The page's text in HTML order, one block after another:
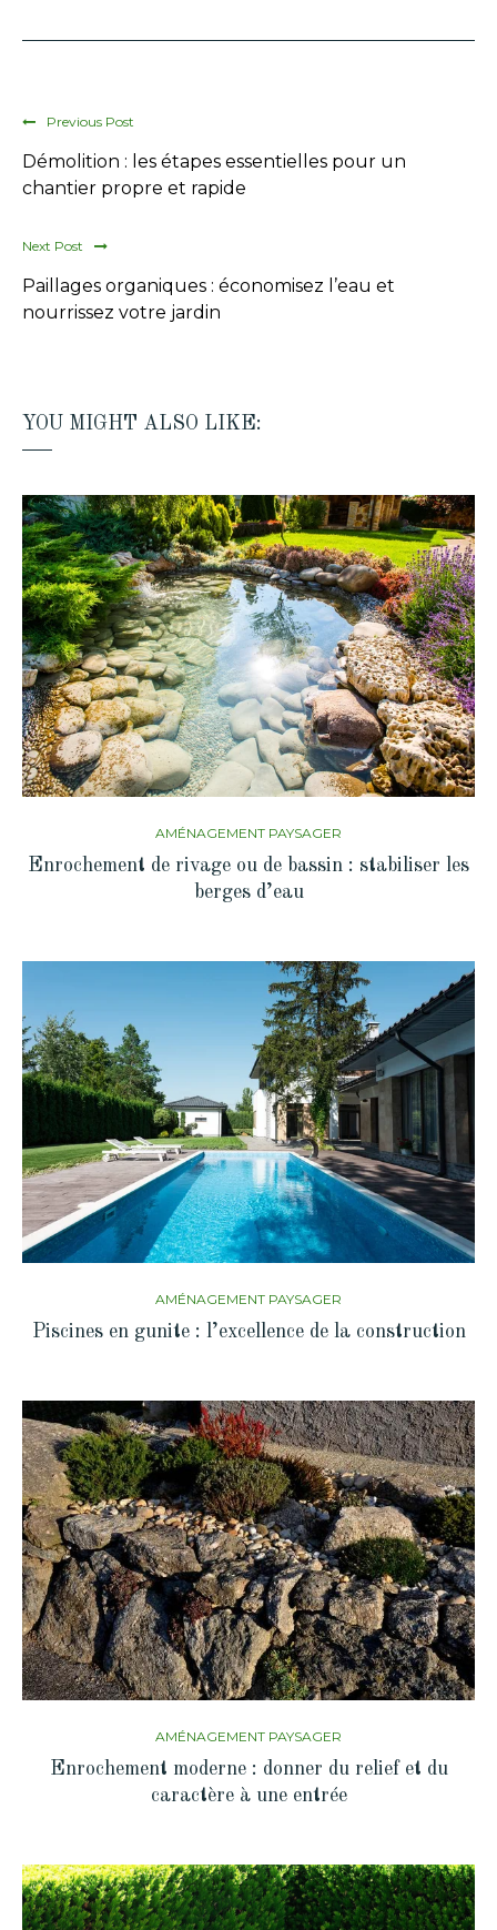
Previous Post
Démolition : les étapes essentielles pour un
chantier propre et rapide
Next Post
Paillages organiques : économisez l’eau et
nourrissez votre jardin
YOU MIGHT ALSO LIKE:
AMÉNAGEMENT PAYSAGER
Enrochement de rivage ou de bassin : stabiliser les
berges d’eau
AMÉNAGEMENT PAYSAGER
Piscines en gunite : l’excellence de la construction
AMÉNAGEMENT PAYSAGER
Enrochement moderne : donner du relief et du
caractère à une entrée